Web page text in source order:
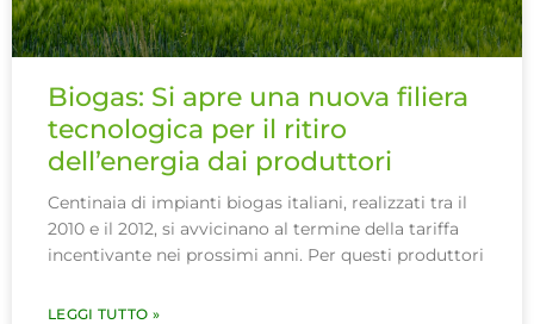
Biogas: Si apre una nuova filiera
tecnologica per il ritiro
dell’energia dai produttori
Centinaia di impianti biogas italiani, realizzati tra il
2010 e il 2012, si avvicinano al termine della tariffa
incentivante nei prossimi anni. Per questi produttori
LEGGI TUTTO »